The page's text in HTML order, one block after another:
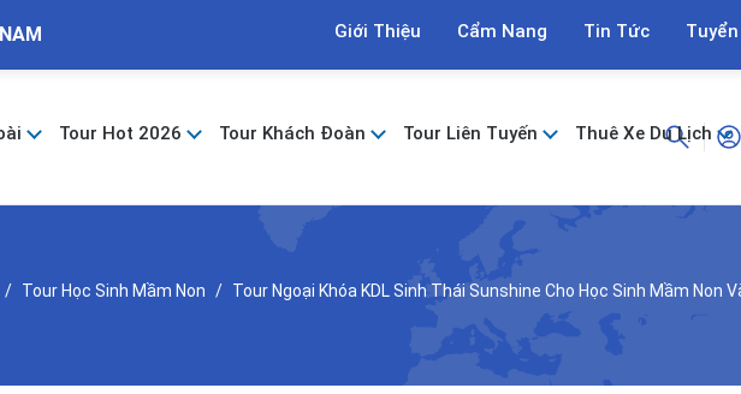
Giới Thiệu Cẩm Nang Tin Tức
Tour Hot 2026 Tour Khách Đoàn Tour Liên Tuyến Thuê Xe Du Lịch
Tour Học Sinh Mầm Non Tour Ngoại Khóa KDL Sinh Thái Sunshine Cho Học Sinh Mầm Non